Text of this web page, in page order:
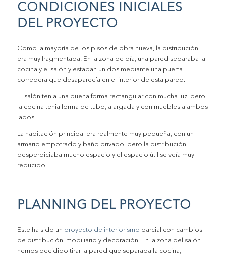
CONDICIONES INICIALES
DEL PROYECTO
Como la mayoría de los pisos de obra nueva, la distribución
era muy fragmentada. En la zona de día, una pared separaba la
cocina y el salón y estaban unidos mediante una puerta
corredera que desaparecía en el interior de esta pared.
El salón tenia una buena forma rectangular con mucha luz, pero
la cocina tenia forma de tubo, alargada y con muebles a ambos
lados.
La habitación principal era realmente muy pequeña, con un
armario empotrado y baño privado, pero la distribución
desperdiciaba mucho espacio y el espacio útil se veía muy
reducido.
PLANNING DEL PROYECTO
Este ha sido un proyecto de interiorismo parcial con cambios
de distribución, mobiliario y decoración. En la zona del salón
hemos decidido tirar la pared que separaba la cocina,